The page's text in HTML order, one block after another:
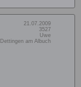
21.07.2009
3527
Uwe
Dettingen am Albuch